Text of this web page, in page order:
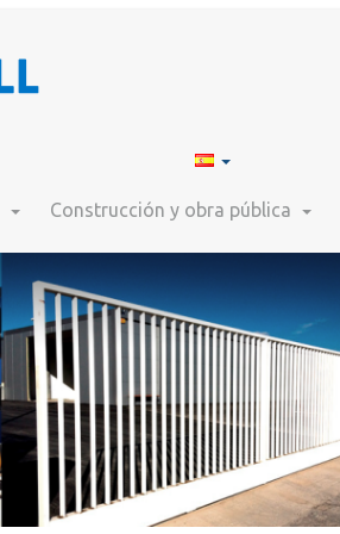
Construcción y obra pública